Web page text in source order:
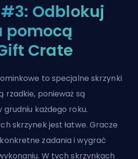
Odblokuj
pomocą
Crate
to specjalne skrzynki
rzadkie, ponieważ są
każdego roku.
skrzynek jest łatwe. Gracze
zadania i wygrać
W tych skrzynkach